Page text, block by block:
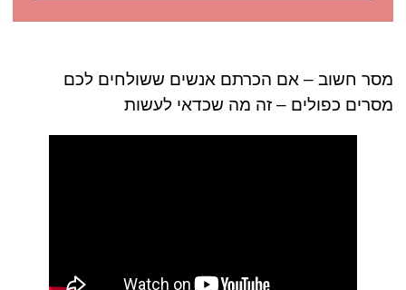
מסר חשוב – אם הכרתם אנשים ששולחים לכם
מסרים כפולים – זה מה שכדאי לעשות